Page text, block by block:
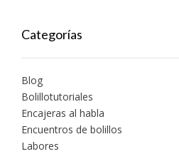
Categorías
Blog
Bolillotutoriales
Encajeras al habla
Encuentros de bolillos
Labores